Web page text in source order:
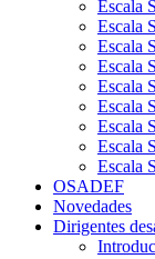
Escala
Escala
Escala
Escala
Escala
Escala
Escala
Escala
Escala
OSADEF
Novedades
Dirigentes